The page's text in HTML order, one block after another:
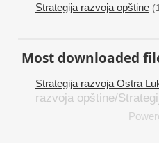
Strategija razvoja opštine
Most downloaded
Strategija razvoja Ostra
razvoja opštine/